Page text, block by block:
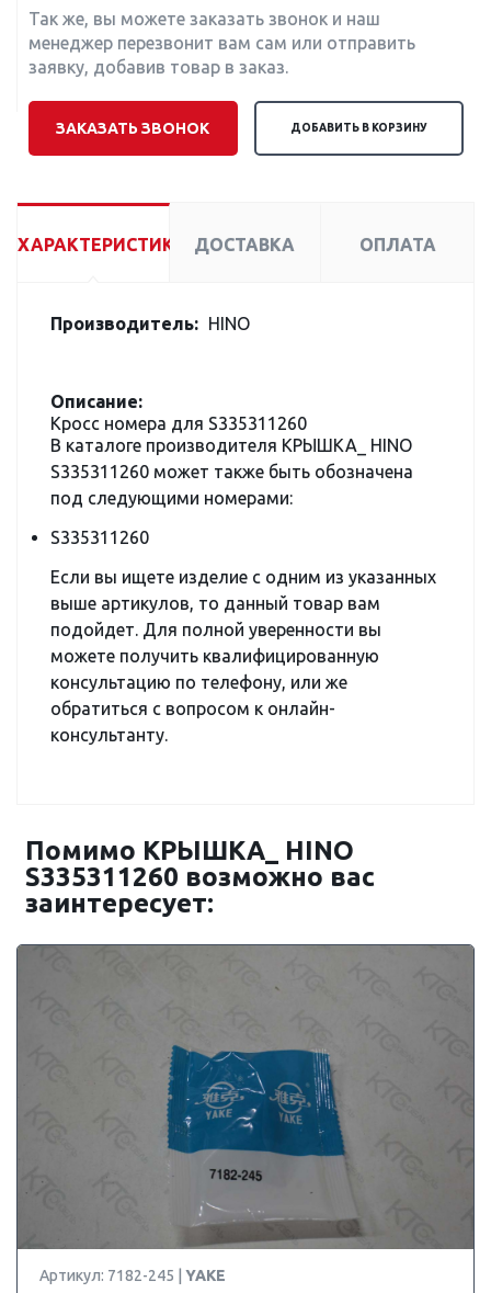
Так же, вы можете заказать звонок и наш
менеджер перезвонит вам сам или отправить
заявку, добавив товар в заказ.
ЗАКАЗАТЬ ЗВОНОК ДОБАВИТЬ В КОРЗИНУ
ХАРАКТЕРИСТИКИ ДОСТАВКА ОПЛАТА
Производитель: HINO
Описание:
Кросс номера для S335311260
В каталоге производителя КРЫШКА_ HINO
S335311260 может также быть обозначена
под следующими номерами:
S335311260
Если вы ищете изделие с одним из указанных
выше артикулов, то данный товар вам
подойдет. Для полной уверенности вы
можете получить квалифицированную
консультацию по телефону, или же
обратиться с вопросом к онлайн-
консультанту.
Помимо КРЫШКА_ HINO
S335311260 возможно вас
заинтересует:
Артикул: 7182-245 | YAKE